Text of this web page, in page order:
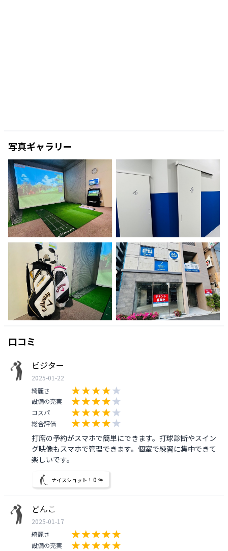
写真ギャラリー
口コミ
ビジター
2025-01-22
綺麗さ
設備の充実
コスパ
総合評価
打席の予約がスマホで簡単にできます。打球診断やスイン
グ映像もスマホで管理できます。個室で練習に集中できて
楽しいです。
ナイスショット！ 0 件
どんこ
2025-01-17
綺麗さ
設備の充実